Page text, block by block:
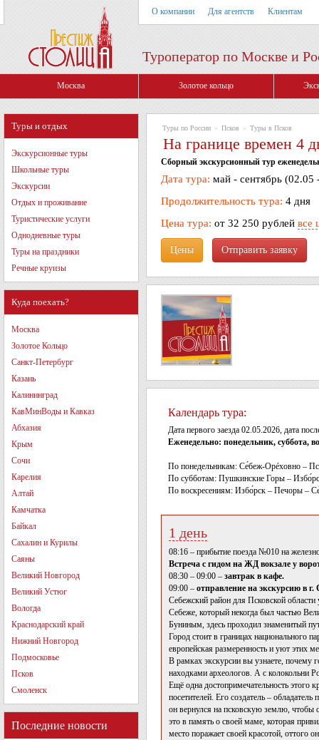
О компании Для агентств Клиентам
Туроператор по Москве и
Москва Золотое кольцо
Туры и отдых
Экскурсионные туры
Школьные туры
Экскурсии
Отдых и проживание
Туристические услуги
Однодневные туры
Туры на праздники
Речные круизы
Куда поехать?
Москва
Золотое Кольцо
Санкт-Петербург
Казань
Калининград
КавМинВоды и Кавказ
Абхазия
Крым
Сочи
Карелия
Алтай
Камчатка
Байкал
Сахалин и Курилы
Саяны
Великий Новгород
Великий Устюг
Вологда
Краснодарский край
Нижний Новгород
Подмосковье
Псков
Смоленск
Последние новости
Туры по России » Псков » Туры в Псков
На границе времен 4
Сборный экскурсионный тур
Дата тура: май - сентябрь (02.05
Продолжительность тура: 4 дня
Цена тура: от 32 250 рублей все
Цены
Календарь тура:
Дата первого заезда 02.05.2026, дата
Еженедельно: понедельник, суббота,
По понедельникам: Се́беж-Орéховно –
По субботам: Пушкинские Горы –
По воскресениям: Избо́рск – Печоры –
1 день
08:16 – прибытие поезда №010 на
Встреча с гидом на ЖД вокзале у
08:30 – 09:00 – завтрак в кафе.
09:00 – отправление на экскурсию в
Себежский район для Псковской
Себеже, который некогда был частью
Буниным, здесь проходил знаменитый
Город стоит в границах национального
европейская размеренность и уют этих
В рамках экскурсии вы узнаете, почему
находками археологов. А с колокольни
Ещё одна достопримечательность этого
посетителей. Его создатель –
он вернулся на псковскую землю, чтобы
это в память о своей маме, которая
место поражает своей красотой, оттого